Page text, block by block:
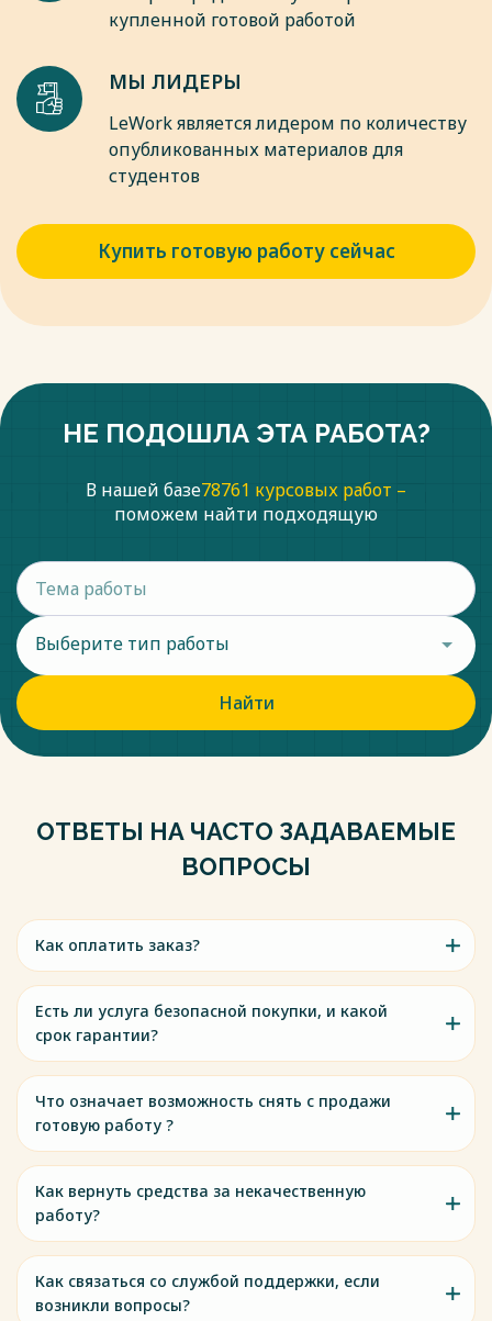
купленной готовой работой
МЫ ЛИДЕРЫ
LeWork является лидером по количеству
опубликованных материалов для
студентов
Купить готовую работу сейчас
НЕ ПОДОШЛА ЭТА РАБОТА?
В нашей базе78761 курсовых работ –
поможем найти подходящую
Выберите тип работы
Найти
ОТВЕТЫ НА ЧАСТО ЗАДАВАЕМЫЕ
ВОПРОСЫ
Как оплатить заказ?
Есть ли услуга безопасной покупки, и какой
срок гарантии?
Что означает возможность снять с продажи
готовую работу ?
Как вернуть средства за некачественную
работу?
Как связаться со службой поддержки, если
возникли вопросы?